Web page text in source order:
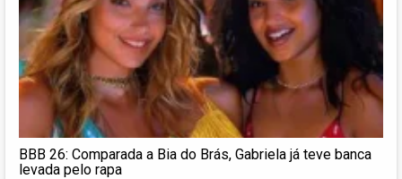
BBB 26: Comparada a Bia do Brás, Gabriela já teve banca
levada pelo rapa